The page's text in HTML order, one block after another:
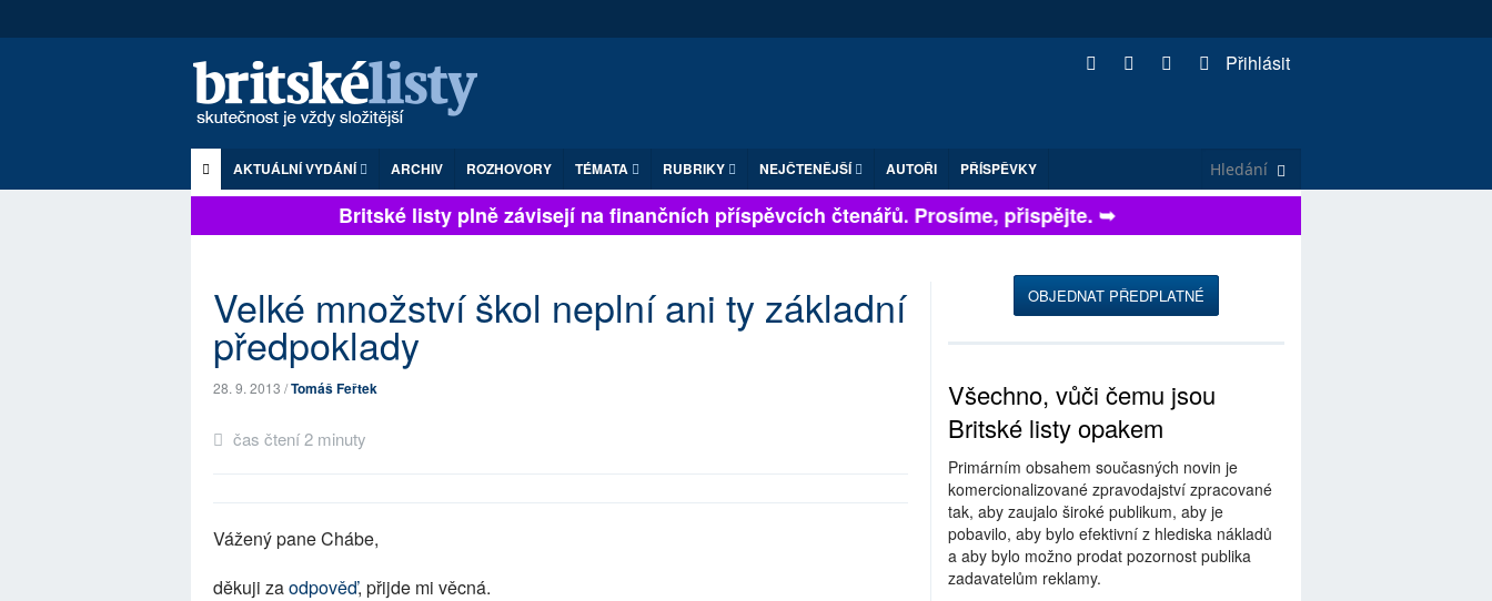
Přihlásit
AKTUÁLNÍ VYDÁNÍ ARCHIV ROZHOVORY TÉMATA RUBRIKY NEJČTENĚJŠÍ AUTOŘI PŘÍSPĚVKY
Britské listy plně závisejí na finančních příspěvcích čtenářů. Prosíme, přispějte. ➥
Velké množství škol neplní ani ty základní
předpoklady
28. 9. 2013 /Tomáš Feřtek
čas čtení 2 minuty
Vážený pane Chábe,
děkuji zaodpověď, přijde mi věcná.
OBJEDNAT PŘEDPLATNÉ
Všechno, vůči čemu jsou
Britské listy opakem
Primárním obsahem současných novin je
komercionalizované zpravodajství zpracované
tak, aby zaujalo široké publikum, aby je
pobavilo, aby bylo efektivní z hlediska nákladů
a aby bylo možno prodat pozornost publika
zadavatelům reklamy.